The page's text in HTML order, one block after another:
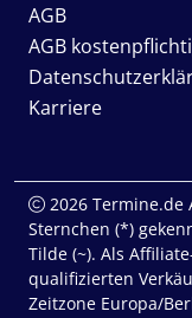
AGB
AGB
Karriere
2026 Termine.de
Sternchen (*)
Tilde (~). Als
qualifizierten
Zeitzone Europa/